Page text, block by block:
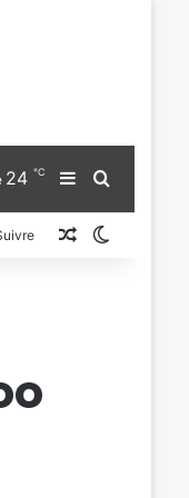
24℃ SidebarChercher
Un article au